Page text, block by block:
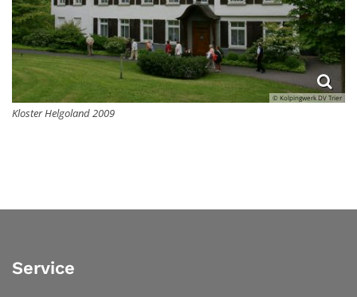
© Kolpingwerk DV Trier
Kloster Helgoland 2009
Service